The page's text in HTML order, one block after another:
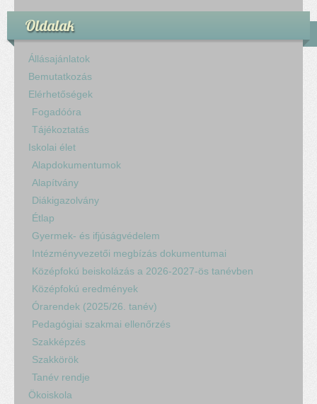
Oldalak
Állásajánlatok
Bemutatkozás
Elérhetőségek
Fogadóóra
Tájékoztatás
Iskolai élet
Alapdokumentumok
Alapítvány
Diákigazolvány
Étlap
Gyermek- és ifjúságvédelem
Intézményvezetői megbízás dokumentumai
Középfokú beiskolázás a 2026-2027-ös tanévben
Középfokú eredmények
Órarendek (2025/26. tanév)
Pedagógiai szakmai ellenőrzés
Szakképzés
Szakkörök
Tanév rendje
Ökoiskola